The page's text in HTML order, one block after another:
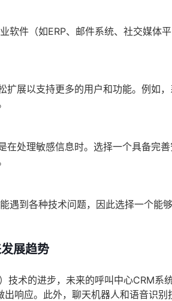
软件（如ERP、邮件系统、社交媒体
扩展以支持更多的用户和功能。例如
在处理敏感信息时。选择一个具备完
遇到各种技术问题，因此选择一个能
展趋势
技术的进步，未来的呼叫中心CRM系
响应。此外，聊天机器人和语音识别